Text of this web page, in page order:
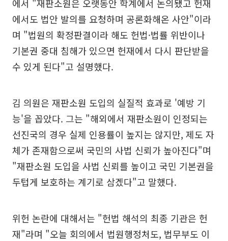
에서 "재판소원은 오랫동안 학계에서 논의됐고 헌재
에서도 법안 발의를 요청하며 공론화해온 사안"이라
며 "법원의 확정판결이라 해도 헌법·법률 위반이나
기본권 중대 침해가 있으면 헌재에서 다시 판단받을
수 있게 된다"고 설명했다.
김 의원은 재판소원 도입의 실질적 효과로 '예방 기
능'을 꼽았다. 그는 "해외에서 재판소원이 인정되는
선진국의 경우 실제 인용률이 높지는 않지만, 제도 자
체가 존재함으로써 국민의 사법 신뢰가 높아진다"며
"재판소원 도입을 사법 신뢰를 높이고 국민 기본권을
두텁게 보호하는 계기로 삼겠다"고 말했다.
위헌 논란에 대해서는 "헌법 해석의 최종 기관은 헌
재"라며 "오늘 회의에서 법원행정처도, 법무부도 이